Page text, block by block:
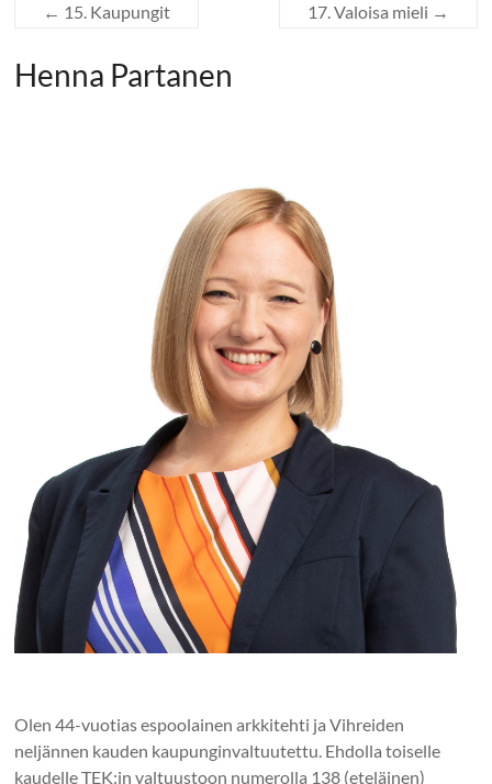
← 15. Kaupungit 17. Valoisa mieli →
Henna Partanen
Olen 44-vuotias espoolainen arkkitehti ja Vihreiden
neljännen kauden kaupunginvaltuutettu. Ehdolla toiselle
kaudelle TEK:in valtuustoon numerolla 138 (eteläinen)